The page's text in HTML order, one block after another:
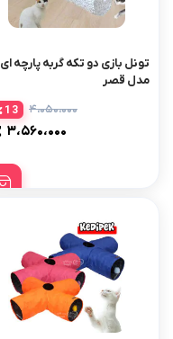
تونل بازی دو تکه گربه پارچه ای
مدل قصر
۴،۰۵۰،۰۰۰
۳،۵۶۰،۰۰۰
13